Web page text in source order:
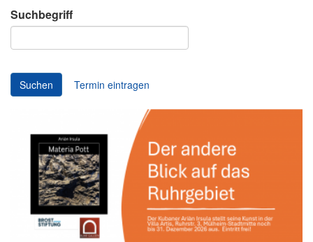
Datum
Suchbegriff
Suchen Termin eintragen